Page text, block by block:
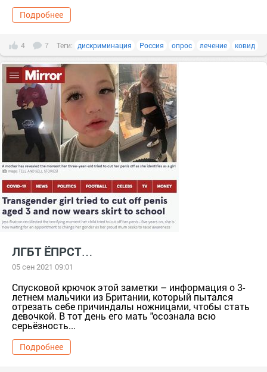
Подробнее
4 7 Теги: дискриминация Россия опрос лечение ковид
ЛГБТ ЁПРСТ…
05 сен 2021 09:01
Спусковой крючок этой заметки – информация о 3-
летнем мальчики из Британии, который пытался
отрезать себе причиндалы ножницами, чтобы стать
девочкой. В тот день его мать "осознала всю
серьёзность...
Подробнее